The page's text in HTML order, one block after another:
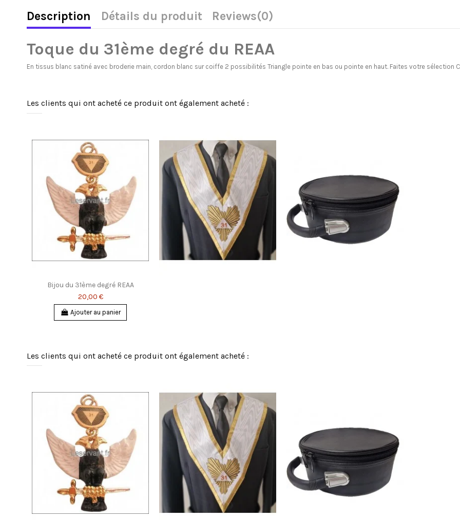
Description Détails du produit Reviews(0)
Toque du 31ème degré du REAA
En tissus blanc satiné avec broderie main, cordon blanc sur coiffe 2 possibilités Triangle pointe en bas ou pointe en haut. Faites votre sélection
Les clients qui ont acheté ce produit ont également acheté :
Bijou du 31ème degré REAA
20,00 €
Ajouter au panier
Les clients qui ont acheté ce produit ont également acheté :